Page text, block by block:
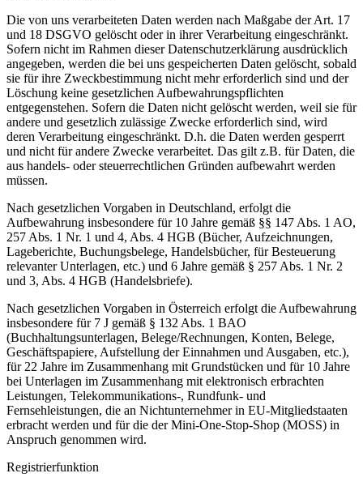
Die von uns verarbeiteten Daten werden nach Maßgabe der Art. 17
und 18 DSGVO gelöscht oder in ihrer Verarbeitung eingeschränkt.
Sofern nicht im Rahmen dieser Datenschutzerklärung ausdrücklich
angegeben, werden die bei uns gespeicherten Daten gelöscht, sobald
sie für ihre Zweckbestimmung nicht mehr erforderlich sind und der
Löschung keine gesetzlichen Aufbewahrungspflichten
entgegenstehen. Sofern die Daten nicht gelöscht werden, weil sie für
andere und gesetzlich zulässige Zwecke erforderlich sind, wird
deren Verarbeitung eingeschränkt. D.h. die Daten werden gesperrt
und nicht für andere Zwecke verarbeitet. Das gilt z.B. für Daten, die
aus handels- oder steuerrechtlichen Gründen aufbewahrt werden
müssen.
Nach gesetzlichen Vorgaben in Deutschland, erfolgt die
Aufbewahrung insbesondere für 10 Jahre gemäß §§ 147 Abs. 1 AO,
257 Abs. 1 Nr. 1 und 4, Abs. 4 HGB (Bücher, Aufzeichnungen,
Lageberichte, Buchungsbelege, Handelsbücher, für Besteuerung
relevanter Unterlagen, etc.) und 6 Jahre gemäß § 257 Abs. 1 Nr. 2
und 3, Abs. 4 HGB (Handelsbriefe).
Nach gesetzlichen Vorgaben in Österreich erfolgt die Aufbewahrung
insbesondere für 7 J gemäß § 132 Abs. 1 BAO
(Buchhaltungsunterlagen, Belege/Rechnungen, Konten, Belege,
Geschäftspapiere, Aufstellung der Einnahmen und Ausgaben, etc.),
für 22 Jahre im Zusammenhang mit Grundstücken und für 10 Jahre
bei Unterlagen im Zusammenhang mit elektronisch erbrachten
Leistungen, Telekommunikations-, Rundfunk- und
Fernsehleistungen, die an Nichtunternehmer in EU-Mitgliedstaaten
erbracht werden und für die der Mini-One-Stop-Shop (MOSS) in
Anspruch genommen wird.
Registrierfunktion